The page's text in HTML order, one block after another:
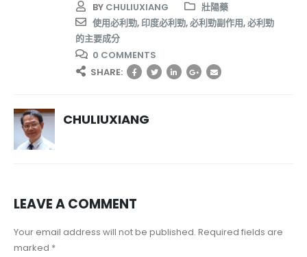
BY CHULIUXIANG
壯陽藥
使用必利勁,印度必利勁,必利勁副作用,必利勁
的主要成分
0 COMMENTS
SHARE:
CHULIUXIANG
LEAVE A COMMENT
Your email address will not be published. Required fields are
marked *